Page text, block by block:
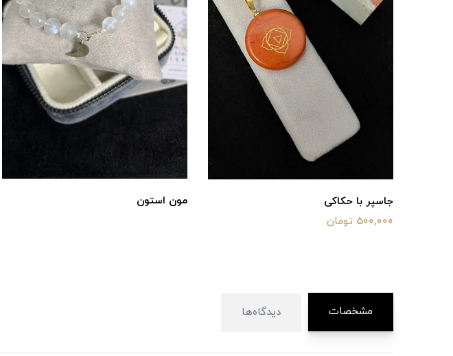
جاسپر با حکاکی
500,000 تومان
مون استون
مشخصات دیدگاه‌ها